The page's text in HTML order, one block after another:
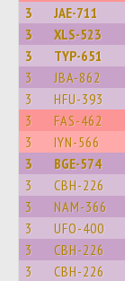
3 JAE-711
3 XLS-523
3 TYP-651
3 JBA-862
3 HFU-393
3 FAS-462
3 IYN-566
3 BGE-574
3 CBH-226
3 NAM-366
3 UFO-400
3 CBH-226
3 CBH-226